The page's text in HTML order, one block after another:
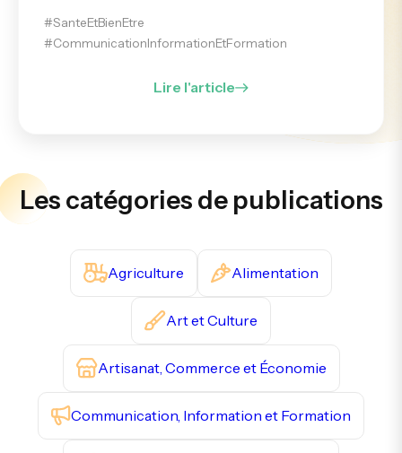
#SanteEtBienEtre
#CommunicationInformationEtFormation
Lire l'article
Les catégories de publications
Agriculture Alimentation
Art et Culture
Artisanat, Commerce et Économie
Communication, Information et Formation